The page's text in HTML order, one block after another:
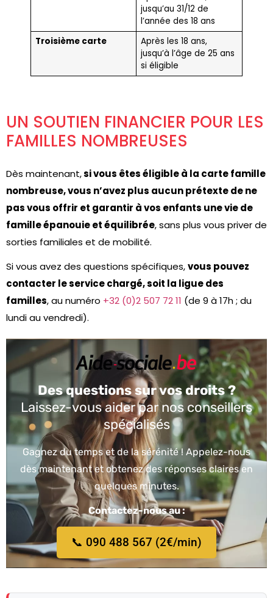
jusqu’au 31/12 de
l’année des 18 ans
Troisième carte
Après les 18 ans,
jusqu’à l’âge de 25 ans
si éligible
UN SOUTIEN FINANCIER POUR LES
FAMILLES NOMBREUSES
Dès maintenant,si vous êtes éligible à la carte famille
nombreuse, vous n’avez plus aucun prétexte de ne
pas vous offrir et garantir à vos enfants une vie de
famille épanouie et équilibrée, sans plus vous priver de
sorties familiales et de mobilité.
Si vous avez des questions spécifiques,vous pouvez
contacter le service chargé, soit la ligue des
familles, au numéro +32 (0)2 507 72 11 (de 9 à 17h ; du
lundi au vendredi).
Des questions sur vos droits ?
Laissez-vous aider par nos conseillers
spécialisés
Gagnez du temps et de la sérénité ! Appelez-nous
dès maintenant et obtenez des réponses claires en
quelques minutes.
Contactez-nous au :
📞 090 488 567 (2€/min)